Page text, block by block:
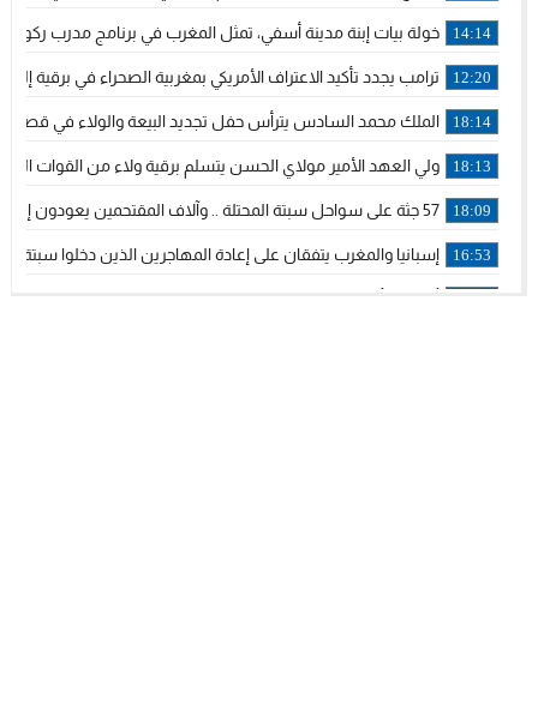
14:14 خولة بيات إبنة مدينة أسفي، تمثل المغرب في برنامج مدرب ركوب
12:20 ترامب يجدد تأكيد الاعتراف الأمريكي بمغربية الصحراء في برقية إلى
18:14 الملك محمد السادس يترأس حفل تجديد البيعة والولاء في قصر
18:13 ولي العهد الأمير مولاي الحسن يتسلم برقية ولاء من القوات
18:09 57 جثة على سواحل سبتة المحتلة .. وآلاف المقتحمين يعودون إلى المغرب
16:53 إسبانيا والمغرب يتفقان على إعادة المهاجرين الذين دخلوا سبتة